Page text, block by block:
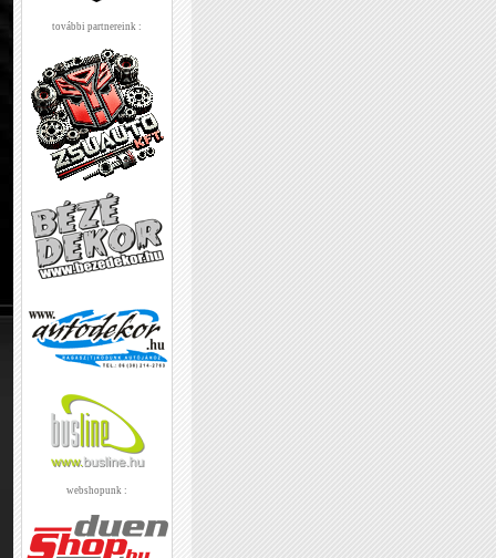
további partnereink :
webshopunk :